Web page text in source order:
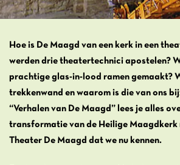
Hoe is De Maagd van een kerk in een
werden drie theatertechnici apostelen?
prachtige glas-in-lood ramen gemaakt?
trekkenwand en waarom is die van ons
“Verhalen van De Maagd” lees je alles
transformatie van de Heilige Maagdkerk
Theater De Maagd dat we nu kennen.